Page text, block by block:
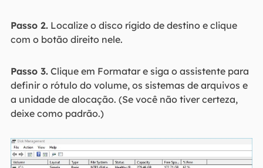
Passo 2.Localize o disco rígido de destino e clique
com o botão direito nele.
Passo 3.Clique em Formatar e siga o assistente para
definir o rótulo do volume, os sistemas de arquivos e
a unidade de alocação. (Se você não tiver certeza,
deixe como padrão.)